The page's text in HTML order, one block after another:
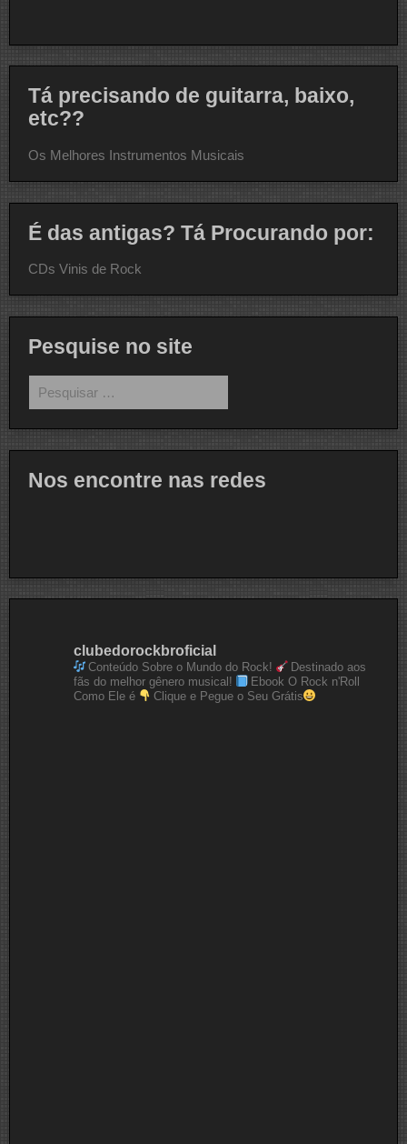
Tá precisando de guitarra, baixo,
etc??
Os Melhores Instrumentos Musicais
É das antigas? Tá Procurando por:
CDs Vinis de Rock
Pesquise no site
por:
Nos encontre nas redes
clubedorockbroficial
Conteúdo Sobre o Mundo do Rock!
Destinado aos
fãs do melhor gênero musical!
Ebook O Rock n'Roll
Como Ele é
Clique e Pegue o Seu Grátis